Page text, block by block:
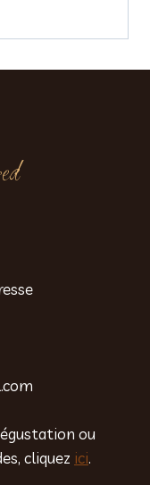
ou
cliquez ici.